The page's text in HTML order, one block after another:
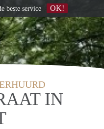
IN
beste service OK!